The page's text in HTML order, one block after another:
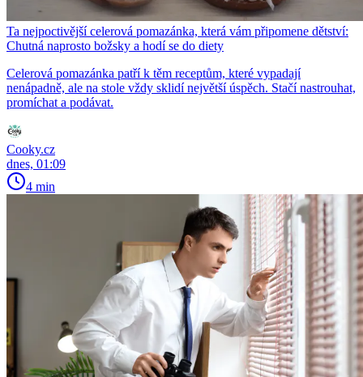
Ta nejpoctivější celerová pomazánka, která vám připomene dětství:
Chutná naprosto božsky a hodí se do diety
Celerová pomazánka patří k těm receptům, které vypadají
nenápadně, ale na stole vždy sklidí největší úspěch. Stačí nastrouhat,
promíchat a podávat.
Cooky.cz
dnes, 01:09
4 min